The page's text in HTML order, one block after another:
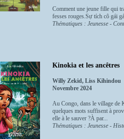
Comment une jeune fille qui
fesses rouges.Sự tích cô gái
Thématiques : Jeunesse -
Kinokia et les ancêtres
Willy Zekid, Liss Kihindou
Novembre 2024
Au Congo, dans le village de
quelques mots suffisent à
elle à le sauver ?À par...
Thématiques : Jeunesse -